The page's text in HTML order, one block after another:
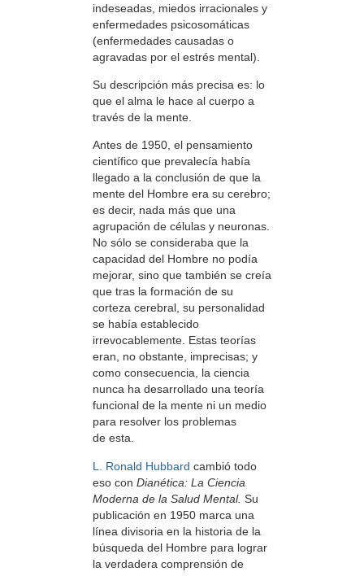
indeseadas, miedos irracionales y
enfermedades psicosomáticas
(enfermedades causadas o
agravadas por el estrés mental).
Su descripción más precisa es: lo
que el alma le hace al cuerpo a
través de la mente.
Antes de 1950, el pensamiento
científico que prevalecía había
llegado a la conclusión de que la
mente del Hombre era su cerebro;
es decir, nada más que una
agrupación de células y neuronas.
No sólo se consideraba que la
capacidad del Hombre no podía
mejorar, sino que también se creía
que tras la formación de su
corteza cerebral, su personalidad
se había establecido
irrevocablemente. Estas teorías
eran, no obstante, imprecisas; y
como consecuencia, la ciencia
nunca ha desarrollado una teoría
funcional de la mente ni un medio
para resolver los problemas
de esta.
L. Ronald Hubbard cambió todo
eso con Dianética: La Ciencia
Moderna de la Salud Mental. Su
publicación en 1950 marca una
línea divisoria en la historia de la
búsqueda del Hombre para lograr
la verdadera comprensión de